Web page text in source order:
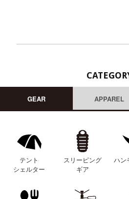
GEAR APPAREL
テント
シェルター
スリーピング
ギア
ハン